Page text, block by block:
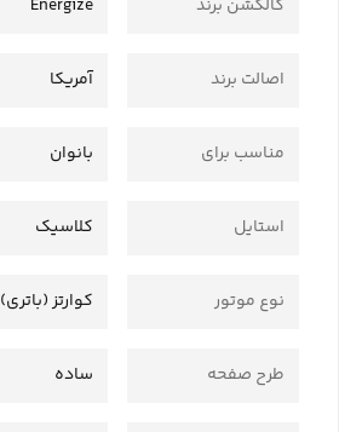
کالکشن برند Energize
اصالت برند آمریکا
مناسب برای بانوان
استایل کلاسیک
نوع موتور کوارتز (باتری)
طرح صفحه ساده